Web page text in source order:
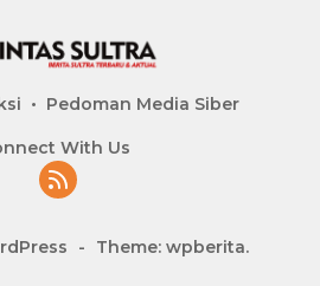
Pedoman Media Siber
With Us
- Theme: wpberita.